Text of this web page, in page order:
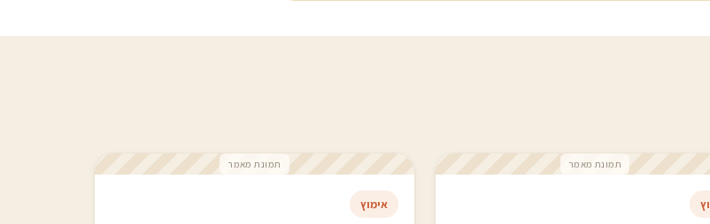
תמונת מאמר תמונת מאמר
אימוץ